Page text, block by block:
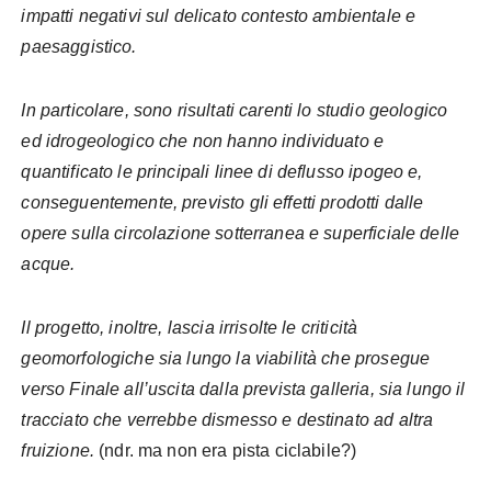
impatti negativi sul delicato contesto ambientale e
paesaggistico.
In particolare, sono risultati carenti lo studio geologico
ed idrogeologico che non hanno individuato e
quantificato le principali linee di deflusso ipogeo e,
conseguentemente, previsto gli effetti prodotti dalle
opere sulla circolazione sotterranea e superficiale delle
acque.
Il progetto, inoltre, lascia irrisolte le criticità
geomorfologiche sia lungo la viabilità che prosegue
verso Finale all’uscita dalla prevista galleria, sia lungo il
tracciato che verrebbe dismesso e destinato ad altra
fruizione. (ndr. ma non era pista ciclabile?)